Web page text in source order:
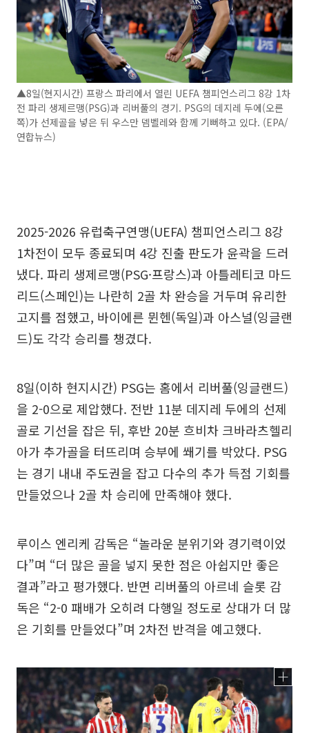
▲8일(현지시간) 프랑스 파리에서 열린 UEFA 챔피언스리그 8강 1차
전 파리 생제르맹(PSG)과 리버풀의 경기. PSG의 데지레 두에(오른
쪽)가 선제골을 넣은 뒤 우스만 뎀벨레와 함께 기뻐하고 있다. (EPA/
연합뉴스)
2025-2026 유럽축구연맹(UEFA) 챔피언스리그 8강
1차전이 모두 종료되며 4강 진출 판도가 윤곽을 드러
냈다. 파리 생제르맹(PSG·프랑스)과 아틀레티코 마드
리드(스페인)는 나란히 2골 차 완승을 거두며 유리한
고지를 점했고, 바이에른 뮌헨(독일)과 아스널(잉글랜
드)도 각각 승리를 챙겼다.
8일(이하 현지시간) PSG는 홈에서 리버풀(잉글랜드)
을 2-0으로 제압했다. 전반 11분 데지레 두에의 선제
골로 기선을 잡은 뒤, 후반 20분 흐비차 크바라츠헬리
아가 추가골을 터뜨리며 승부에 쐐기를 박았다. PSG
는 경기 내내 주도권을 잡고 다수의 추가 득점 기회를
만들었으나 2골 차 승리에 만족해야 했다.
루이스 엔리케 감독은 “놀라운 분위기와 경기력이었
다”며 “더 많은 골을 넣지 못한 점은 아쉽지만 좋은
결과”라고 평가했다. 반면 리버풀의 아르네 슬롯 감
독은 “2-0 패배가 오히려 다행일 정도로 상대가 더 많
은 기회를 만들었다”며 2차전 반격을 예고했다.